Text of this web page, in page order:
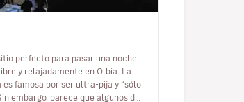
perfecto para pasar una noche
y relajadamente en Olbia. La
es famosa por ser ultra-pija y “sólo
embargo, parece que algunos de